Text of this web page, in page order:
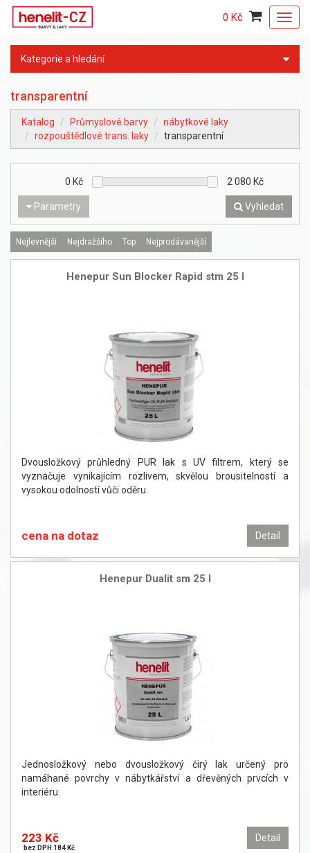
0 Kč
Kategorie a hledání
transparentní
Katalog Průmyslové barvy
nábytkové laky
rozpouštědlové trans. laky
transparentní
Parametry
0 Kč 2 080 Kč
Vyhledat
Nejlevnější Nejdražšího Top Nejprodávanější
Henepur Sun Blocker Rapid stm 25 l
Dvousložkový průhledný PUR lak s UV filtrem, který se
vyznačuje vynikajícím rozlivem, skvělou brousitelností a
vysokou odolností vůči oděru.
Detail
cena na dotaz
Henepur Dualit sm 25 l
Jednosložkový nebo dvousložkový čirý lak určený pro
namáhané povrchy v nábytkářství a dřevěných prvcích v
interiéru.
Detail
223 Kč
bez DPH 184 Kč